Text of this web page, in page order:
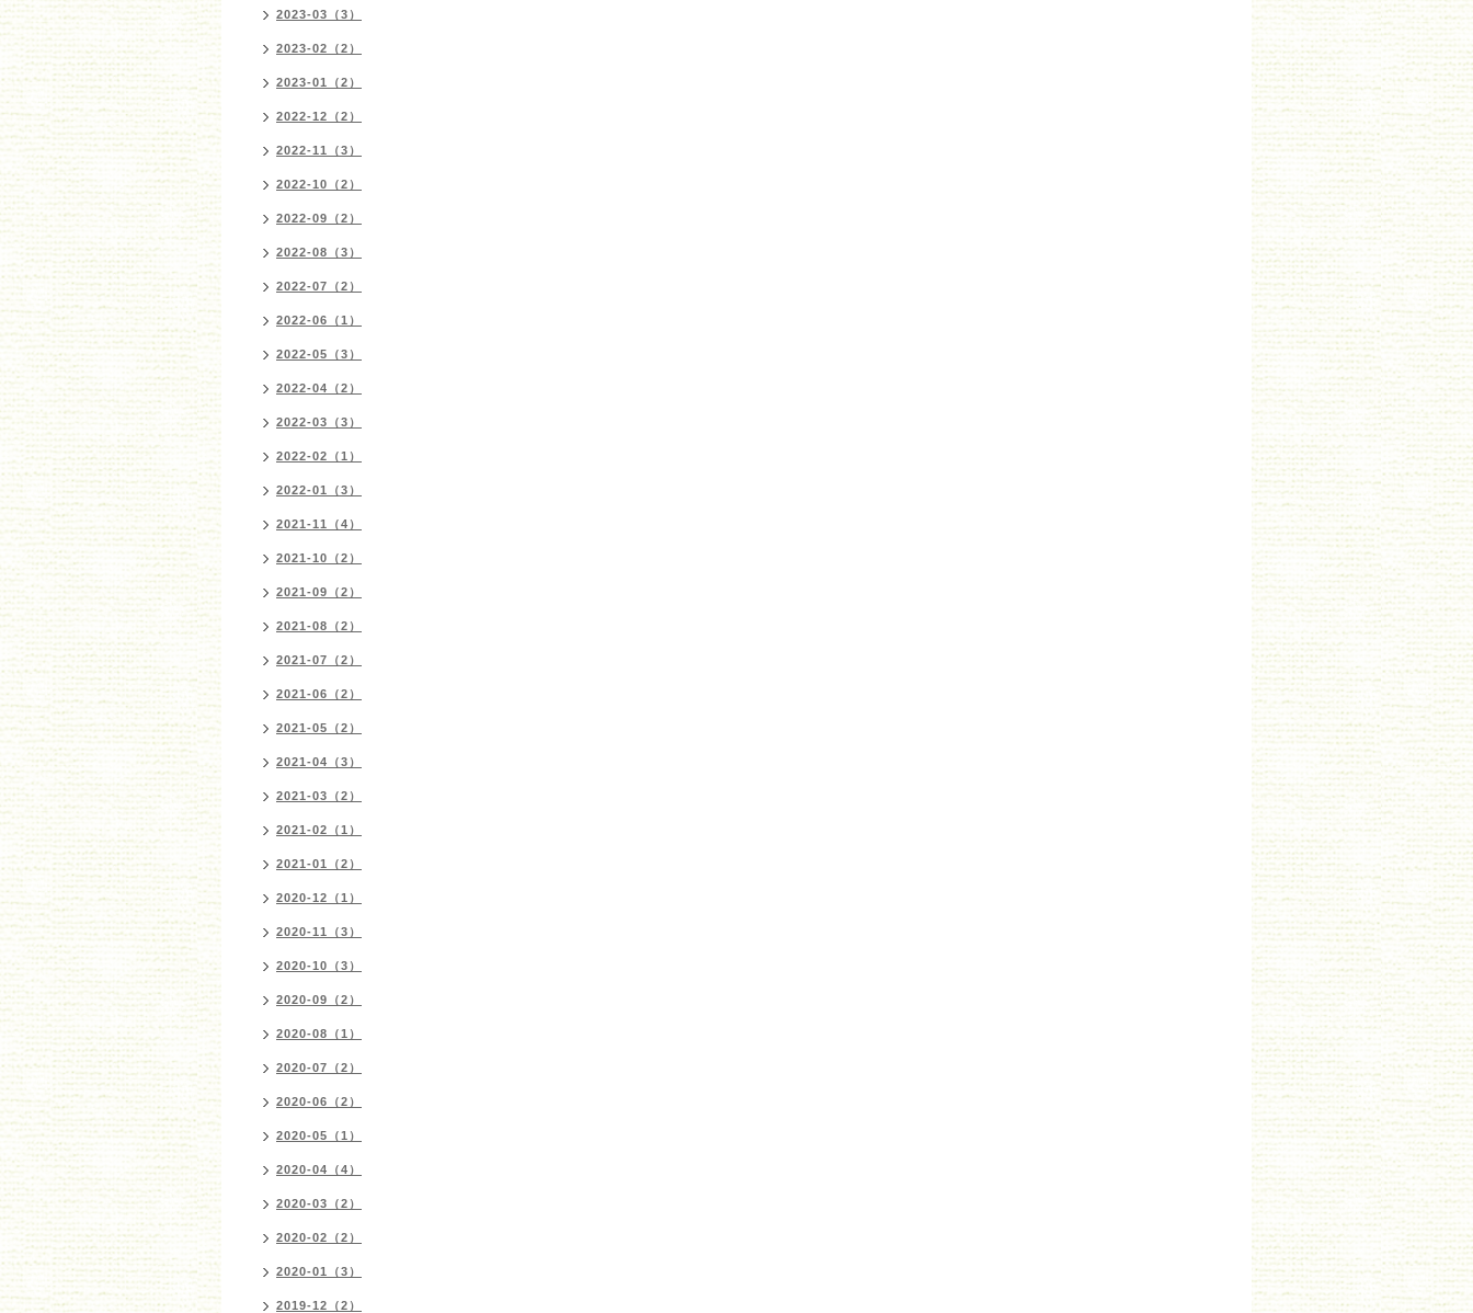
2023-03（3）
2023-02（2）
2023-01（2）
2022-12（2）
2022-11（3）
2022-10（2）
2022-09（2）
2022-08（3）
2022-07（2）
2022-06（1）
2022-05（3）
2022-04（2）
2022-03（3）
2022-02（1）
2022-01（3）
2021-11（4）
2021-10（2）
2021-09（2）
2021-08（2）
2021-07（2）
2021-06（2）
2021-05（2）
2021-04（3）
2021-03（2）
2021-02（1）
2021-01（2）
2020-12（1）
2020-11（3）
2020-10（3）
2020-09（2）
2020-08（1）
2020-07（2）
2020-06（2）
2020-05（1）
2020-04（4）
2020-03（2）
2020-02（2）
2020-01（3）
2019-12（2）